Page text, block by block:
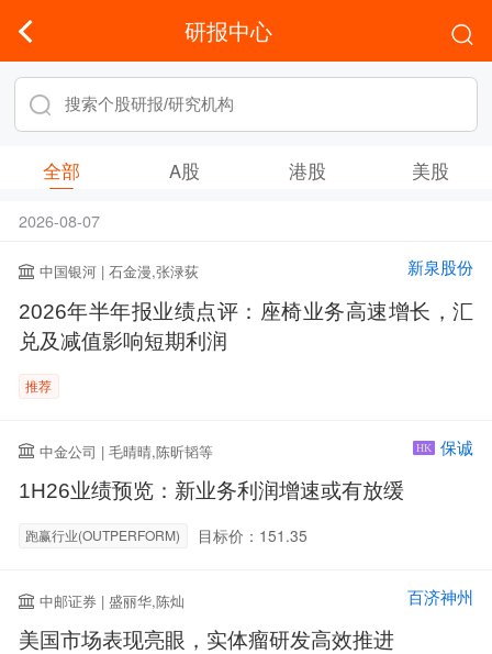
研报中心
全部 A股 港股 美股
2026-08-07
中国银河 | 石金漫,张渌荻 新泉股份
2026年半年报业绩点评：座椅业务高速增长，汇
兑及减值影响短期利润
推荐
中金公司 | 毛晴晴,陈昕韬等 HK 保诚
1H26业绩预览：新业务利润增速或有放缓
跑赢行业(OUTPERFORM) 目标价：151.35
中邮证券 | 盛丽华,陈灿 百济神州
美国市场表现亮眼，实体瘤研发高效推进